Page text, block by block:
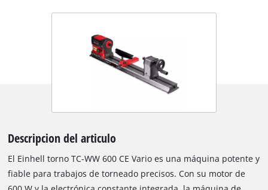
Descripcion del articulo
El Einhell torno TC-WW 600 CE Vario es una máquina potente y
fiable para trabajos de torneado precisos. Con su motor de